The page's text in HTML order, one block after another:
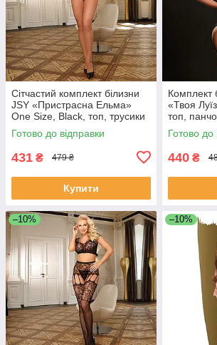
Сітчастий комплект білизни
JSY «Пристрасна Ельма»
One Size, Black, топ, трусики
з високою посадкою SO8346
Готово до відправки
431 ₴ 479 ₴
Купити
Комплект
«Твоя
топ,
імітація
Готово до
440 ₴
–10% –10%